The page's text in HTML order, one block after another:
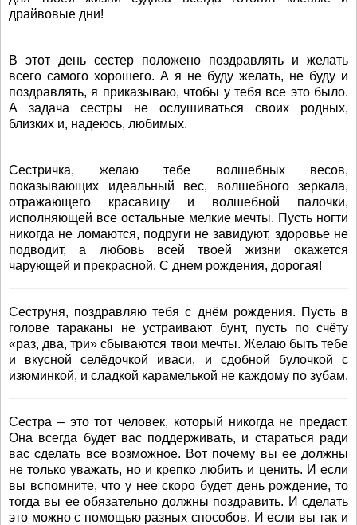
драйвовые дни!
В этот день сестер положено поздравлять и желать
всего самого хорошего. А я не буду желать, не буду и
поздравлять, я приказываю, чтобы у тебя все это было.
А задача сестры не ослушиваться своих родных,
близких и, надеюсь, любимых.
Сестричка, желаю тебе волшебных весов,
показывающих идеальный вес, волшебного зеркала,
отражающего красавицу и волшебной палочки,
исполняющей все остальные мелкие мечты. Пусть ногти
никогда не ломаются, подруги не завидуют, здоровье не
подводит, а любовь всей твоей жизни окажется
чарующей и прекрасной. С днем рождения, дорогая!
Сеструня, поздравляю тебя с днём рождения. Пусть в
голове тараканы не устраивают бунт, пусть по счёту
«раз, два, три» сбываются твои мечты. Желаю быть тебе
и вкусной селёдочкой иваси, и сдобной булочкой с
изюминкой, и сладкой карамелькой не каждому по зубам.
Сестра – это тот человек, который никогда не предаст.
Она всегда будет вас поддерживать, и стараться ради
вас сделать все возможное. Вот почему вы ее должны
не только уважать, но и крепко любить и ценить. И если
вы вспомните, что у нее скоро будет день рождение, то
тогда вы ее обязательно должны поздравить. И сделать
это можно с помощью разных способов. И если вы так и